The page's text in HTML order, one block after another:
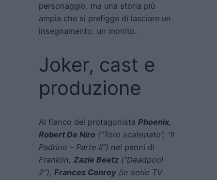
personaggio, ma una storia più
ampia che si prefigge di lasciare un
insegnamento, un monito.
Joker, cast e
produzione
Al fianco del protagonista Phoenix,
Robert De Niro (“Toro scatenato”, “Il
Padrino – Parte II”) nei panni di
Franklin, Zazie Beetz (“Deadpool
2”), Frances Conroy (le serie TV